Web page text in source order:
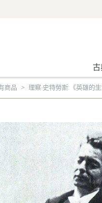
商品 理察·史特勞斯:《英雄的